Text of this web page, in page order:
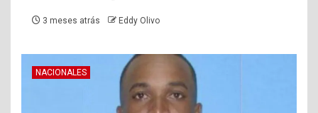
3 meses atrás Eddy Olivo
NACIONALES